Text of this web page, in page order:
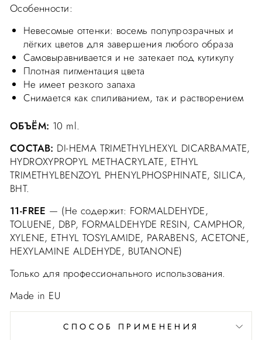
Особенности:
Невесомые оттенки: восемь полупрозрачных и
лёгких цветов для завершения любого образа
Самовыравнивается и не затекает под кутикулу
Плотная пигментация цвета
Не имеет резкого запаха
Снимается как спиливанием, так и растворением
ОБЪЁМ: 10 ml.
СОСТАВ: DI-HEMA TRIMETHYLHEXYL DICARBAMATE,
HYDROXYPROPYL METHACRYLATE, ETHYL
TRIMETHYLBENZOYL PHENYLPHOSPHINATE, SILICA,
BHT.
11-FREE — (Не содержит: FORMALDEHYDE,
TOLUENE, DBP, FORMALDEHYDE RESIN, CAMPHOR,
XYLENE, ETHYL TOSYLAMIDE, PARABENS, ACETONE,
HEXYLAMINE ALDEHYDE, BUTANONE)
Только для профессионального использования.
Made in EU
СПОСОБ ПРИМЕНЕНИЯ